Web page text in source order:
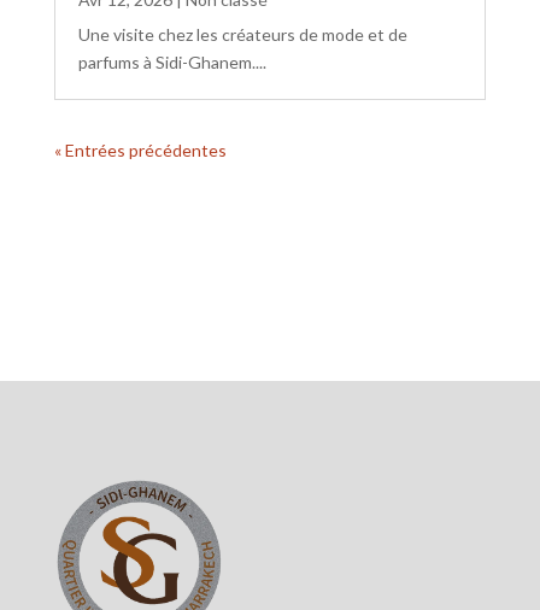
Une visite chez les créateurs de mode et de
parfums à Sidi-Ghanem....
« Entrées précédentes